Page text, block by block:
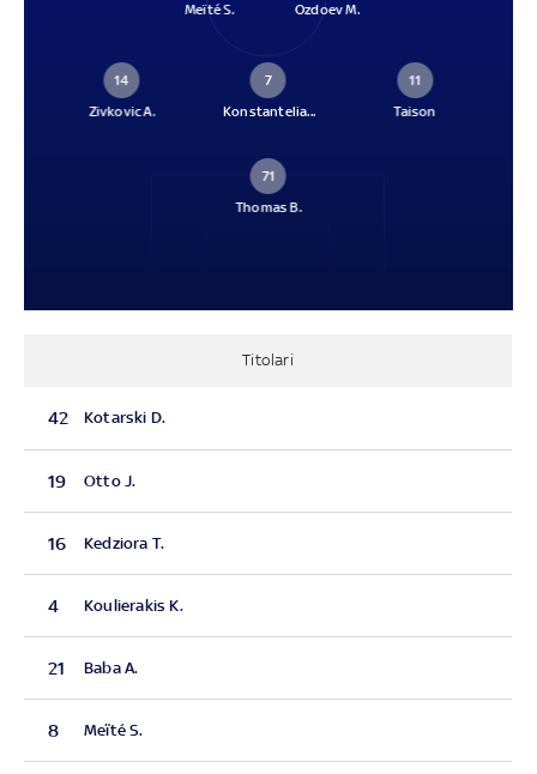
Meïté S.
Ozdoev M.
14
Zivkovic A.
7
Konstantelia...
11
Taison
71
Thomas B.
Titolari
42 Kotarski D.
19 Otto J.
16 Kedziora T.
4 Koulierakis K.
21 Baba A.
8 Meïté S.